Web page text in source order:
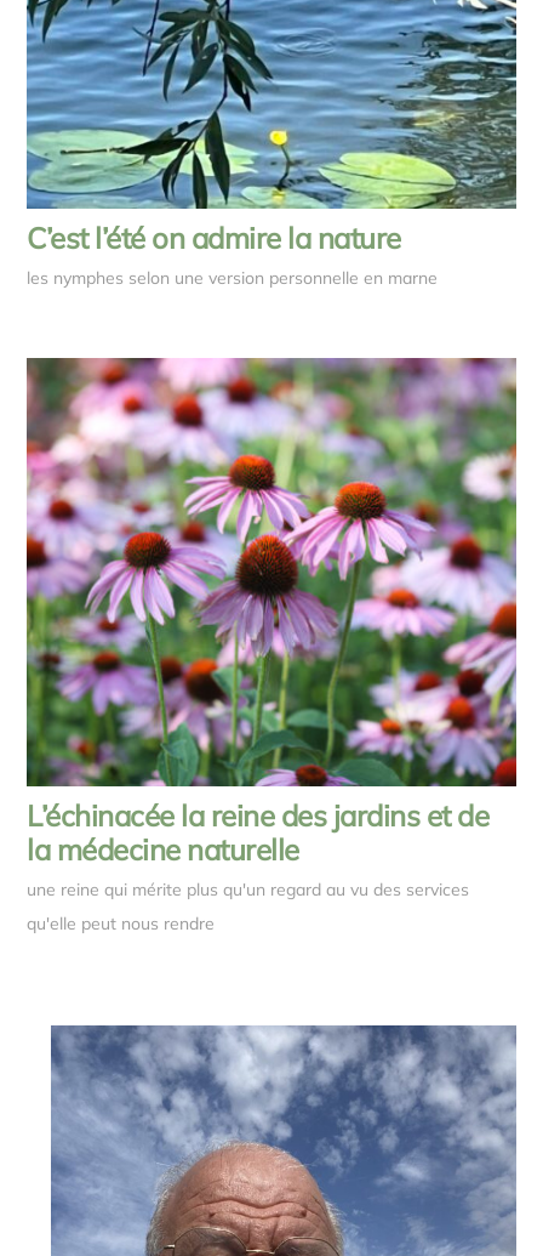
C’est l’été on admire la nature
les nymphes selon une version personnelle en marne
L’échinacée la reine des jardins et de
la médecine naturelle
une reine qui mérite plus qu'un regard au vu des services
qu'elle peut nous rendre